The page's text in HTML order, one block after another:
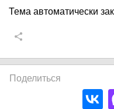
Тема автоматически
Поделиться